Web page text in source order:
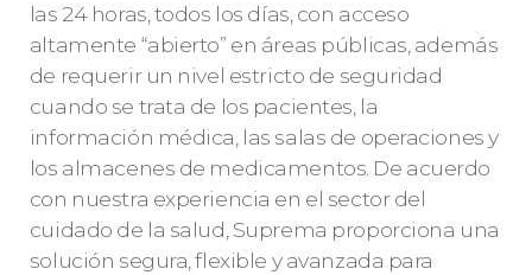
las 24 horas, todos los días, con acceso
altamente “abierto” en áreas públicas, además
de requerir un nivel estricto de seguridad
cuando se trata de los pacientes, la
información médica, las salas de operaciones y
los almacenes de medicamentos. De acuerdo
con nuestra experiencia en el sector del
cuidado de la salud, Suprema proporciona una
solución segura, flexible y avanzada para